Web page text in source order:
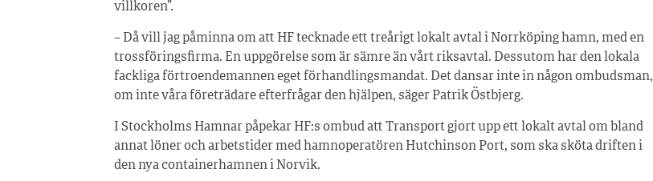
villkoren”.
– Då vill jag påminna om att HF tecknade ett treårigt lokalt avtal i Norrköping hamn, med en
trossföringsfirma. En uppgörelse som är sämre än vårt riksavtal. Dessutom har den lokala
fackliga förtroendemannen eget förhandlingsmandat. Det dansar inte in någon ombudsman,
om inte våra företrädare efterfrågar den hjälpen, säger Patrik Östbjerg.
I Stockholms Hamnar påpekar HF:s ombud att Transport gjort upp ett lokalt avtal om bland
annat löner och arbetstider med hamnoperatören Hutchinson Port, som ska sköta driften i
den nya containerhamnen i Norvik.